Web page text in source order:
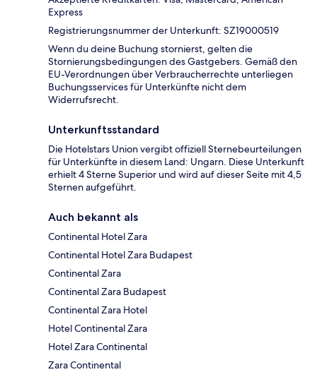
Express
Registrierungsnummer der Unterkunft: SZ19000519
Wenn du deine Buchung stornierst, gelten die
Stornierungsbedingungen des Gastgebers. Gemäß den
EU-Verordnungen über Verbraucherrechte unterliegen
Buchungsservices für Unterkünfte nicht dem
Widerrufsrecht.
Unterkunftsstandard
Die Hotelstars Union vergibt offiziell Sternebeurteilungen
für Unterkünfte in diesem Land: Ungarn. Diese Unterkunft
erhielt 4 Sterne Superior und wird auf dieser Seite mit 4,5
Sternen aufgeführt.
Auch bekannt als
Continental Hotel Zara
Continental Hotel Zara Budapest
Continental Zara
Continental Zara Budapest
Continental Zara Hotel
Hotel Continental Zara
Hotel Zara Continental
Zara Continental